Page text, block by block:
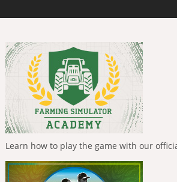
Learn how to play the game with our